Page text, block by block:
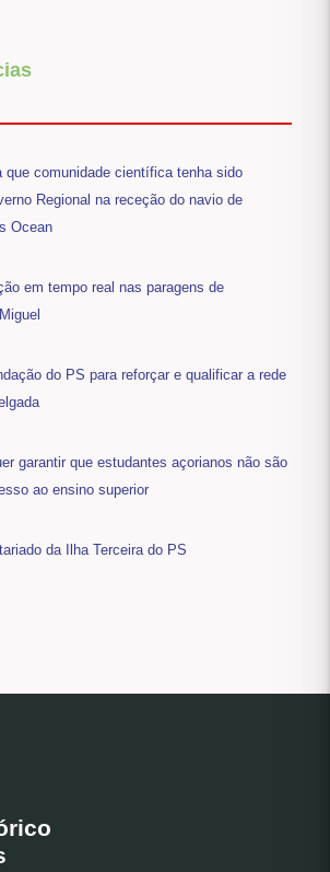
que comunidade científica tenha sido
Regional na receção do navio de
Ocean
em tempo real nas paragens de
do PS para reforçar e qualificar a rede
garantir que estudantes açorianos não são
ao ensino superior
da Ilha Terceira do PS